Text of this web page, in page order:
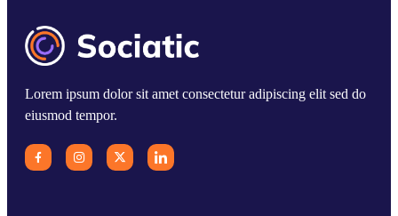
Lorem ipsum dolor sit amet consectetur adipiscing elit sed do
eiusmod tempor.